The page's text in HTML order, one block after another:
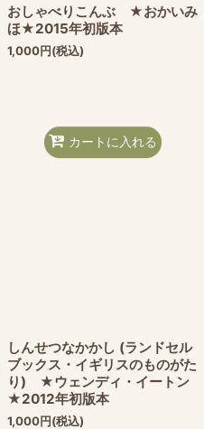
おしゃべりこんぶ ★おかいみ
ほ★2015年初版本
1,000円(税込)
カートに入れる
しんせつなかかし (ランドセル
ブックス・イギリスのものがた
り) ★ウェンディ・イートン
★2012年初版本
1,000円(税込)